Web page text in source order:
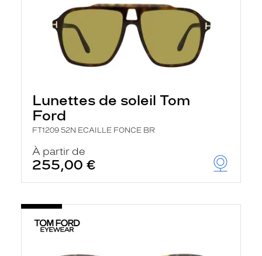
Lunettes de soleil Tom
Ford
FT1209 52N ECAILLE FONCE BR
À partir de
255,00 €